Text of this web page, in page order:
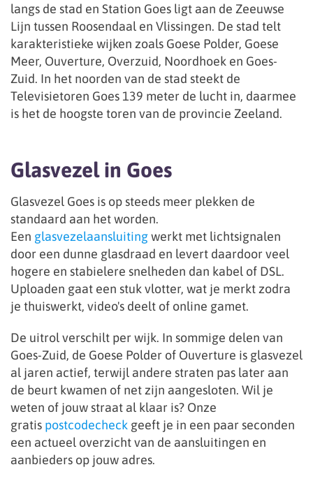
langs de stad en Station Goes ligt aan de Zeeuwse
Lijn tussen Roosendaal en Vlissingen. De stad telt
karakteristieke wijken zoals Goese Polder, Goese
Meer, Ouverture, Overzuid, Noordhoek en Goes-
Zuid. In het noorden van de stad steekt de
Televisietoren Goes 139 meter de lucht in, daarmee
is het de hoogste toren van de provincie Zeeland.
Glasvezel in Goes
Glasvezel Goes is op steeds meer plekken de
standaard aan het worden.
Een glasvezelaansluitingwerkt met lichtsignalen
door een dunne glasdraad en levert daardoor veel
hogere en stabielere snelheden dan kabel of DSL.
Uploaden gaat een stuk vlotter, wat je merkt zodra
je thuiswerkt, video's deelt of online gamet.
De uitrol verschilt per wijk. In sommige delen van
Goes-Zuid, de Goese Polder of Ouverture is glasvezel
al jaren actief, terwijl andere straten pas later aan
de beurt kwamen of net zijn aangesloten. Wil je
weten of jouw straat al klaar is? Onze
gratis postcodecheck geeft je in een paar seconden
een actueel overzicht van de aansluitingen en
aanbieders op jouw adres.